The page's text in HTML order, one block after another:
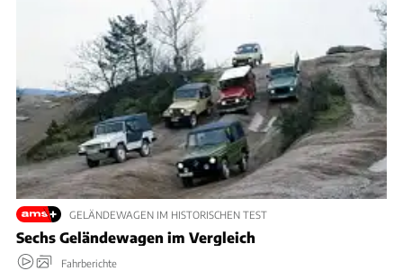
GELÄNDEWAGEN IM HISTORISCHEN TEST
Sechs Geländewagen im Vergleich
Fahrberichte